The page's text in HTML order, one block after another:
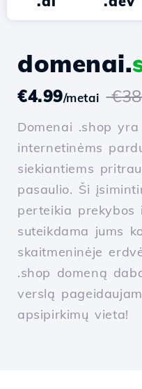
domenai.
€4.99/metai
Domenai .shop
internetinėms
siekiantiems
pasaulio. Ši
perteikia prekybos
suteikdama jums
skaitmeninėje
.shop domeną
verslą
apsipirkimų vieta!